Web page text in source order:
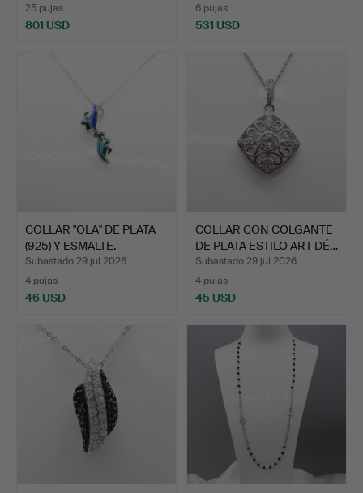
25 pujas
801 USD
6 pujas
531 USD
COLLAR "OLA" DE PLATA
(925) Y ESMALTE.
Subastado 29 jul 2026
4 pujas
46 USD
COLLAR CON COLGANTE
DE PLATA ESTILO ART DÉ…
Subastado 29 jul 2026
4 pujas
45 USD